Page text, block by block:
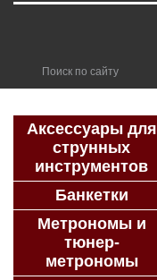
Аксессуары для
струнных
инструментов
Банкетки
Метрономы и
тюнер-
метрономы